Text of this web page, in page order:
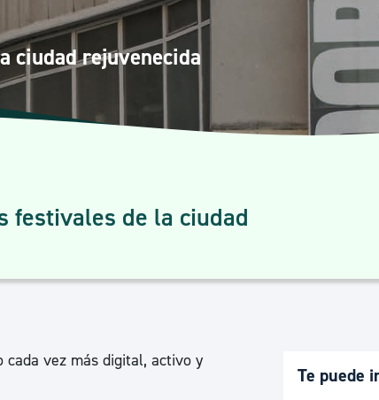
Desarrollo económico y empleo
Igualdad, Derechos Humanos y convivencia
ciudad rejuvenecida
festivales de la ciudad
cada vez más digital, activo y
Te puede